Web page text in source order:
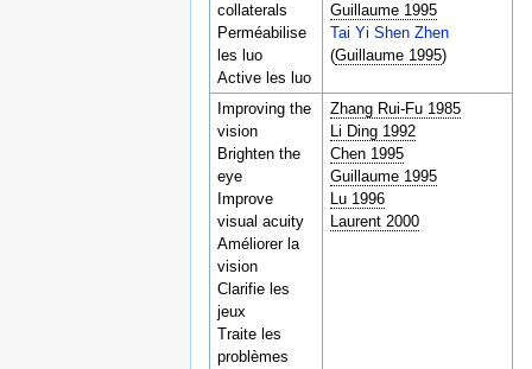
collaterals
Perméabilise
les luo
Active les luo
Guillaume 1995
Tai Yi Shen Zhen
(Guillaume 1995)
Improving the
vision
Brighten the
eye
Improve
visual acuity
Améliorer la
vision
Clarifie les
jeux
Traite les
problèmes
Zhang Rui-Fu 1985
Li Ding 1992
Chen 1995
Guillaume 1995
Lu 1996
Laurent 2000